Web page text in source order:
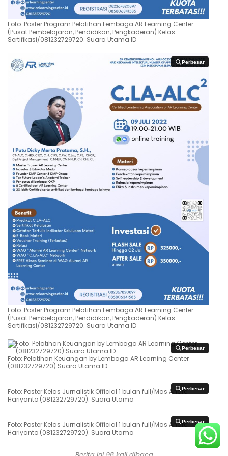
Foto: Poster Program Pelatihan Lembaga AR Learning Center
(Pusat Pembelajaran, Pendidikan, Pengkaderan) Kelas
Sertifikasi/081232729720. Suara Utama ID
Perbesar
Perbesar
Foto: Poster Program Pelatihan Lembaga AR Learning Center
(Pusat Pembelajaran, Pendidikan, Pengkaderan) Kelas
Sertifikasi/081232729720. Suara Utama ID
Perbesar
Perbesar
Foto: Pelatihan Keuangan by Lembaga AR Learning Center
(081232729720) Suara Utama ID
Perbesar
Perbesar
Foto: Poster Kelas Jurnalistik Official 1 bulan full/Mas Andre
Hariyanto (081232729720). Suara Utama
Perbesar
Perbesar
Foto: Poster Kelas Jurnalistik Official 1 bulan full/Mas Andre
Hariyanto (081232729720). Suara Utama